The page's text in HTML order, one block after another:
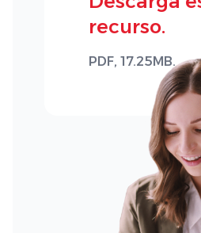
recurso.
PDF, 17.25MB.